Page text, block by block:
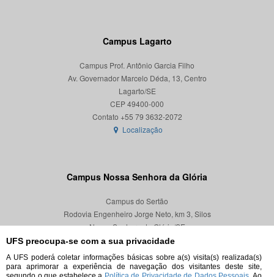
UFS preocupa-se com a sua privacidade
A UFS poderá coletar informações básicas sobre a(s) visita(s) realizada(s)
para aprimorar a experiência de navegação dos visitantes deste site,
Campus Lagarto
Campus Prof. Antônio Garcia Filho
Av. Governador Marcelo Déda, 13, Centro
Lagarto/SE
CEP 49400-000
Localização
Campus Nossa Senhora da Glória
Campus do Sertão
Rodovia Engenheiro Jorge Neto, km 3, Silos
Nossa Senhora da Glória/SE
CEP 49680-000
Localização